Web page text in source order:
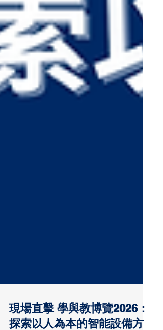
現場直擊 學與教博覽2026：